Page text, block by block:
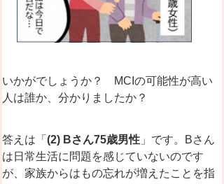
いかがでしょうか？ MCIの可能性が高い
人は誰か、分かりましたか？
答えは「(2) Bさん75歳男性 」です。Bさん
は日常生活に問題を感じていないのです
が、家族からはもの忘れが増えたことを指